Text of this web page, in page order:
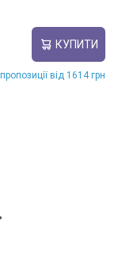
КУПИТИ
від 1614 грн